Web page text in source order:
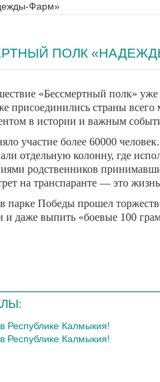
Фарм»
ПОЛК
«Бессмертный полк»
присоединились страны
в истории и важным
участие более 60000
отдельную колонну, где
родственников
на транспаранте — это
парке Победы прошел
и даже выпить «боевые 100
Республике Калмыкия!
Республике Калмыкия!